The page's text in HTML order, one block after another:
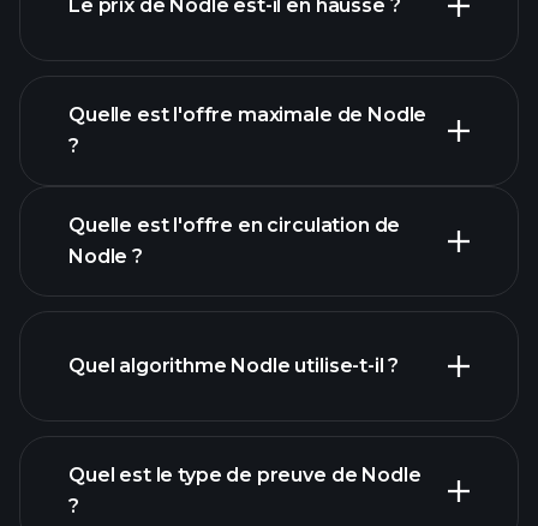
Le prix de Nodle est-il en hausse ?
graphique Nodle
Quelle est l'offre maximale de Nodle
?
Quelle est l'offre en circulation de
Nodle ?
Quel algorithme Nodle utilise-t-il ?
Quel est le type de preuve de Nodle
?